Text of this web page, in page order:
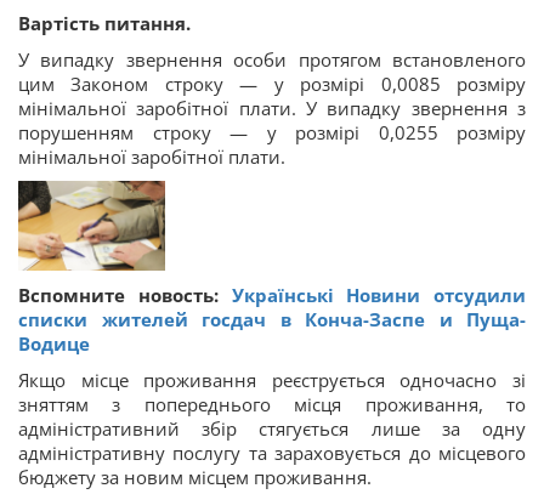
Вартість питання.
У випадку звернення особи протягом встановленого
цим Законом строку — у розмірі 0,0085 розміру
мінімальної заробітної плати. У випадку звернення з
порушенням строку — у розмірі 0,0255 розміру
мінімальної заробітної плати.
Вспомните новость: Українські Новини отсудили
списки жителей госдач в Конча-Заспе и Пуща-
Водице
Якщо місце проживання реєструється одночасно зі
зняттям з попереднього місця проживання, то
адміністративний збір стягується лише за одну
адміністративну послугу та зараховується до місцевого
бюджету за новим місцем проживання.